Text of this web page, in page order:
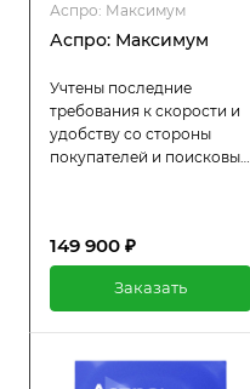
Аспро: Максимум
Аспро: Максимум
Учтены последние
требования к скорости и
удобству со стороны
покупателей и поисковых
увеличения среднего
чека.
149 900 ₽
Заказать